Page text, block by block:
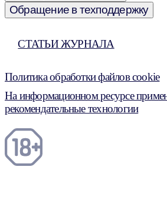
Обращение в техподдержку
СТАТЬИ ЖУРНАЛА
Политика обработки файлов cookie
На информационном ресурсе
рекомендательные технологии